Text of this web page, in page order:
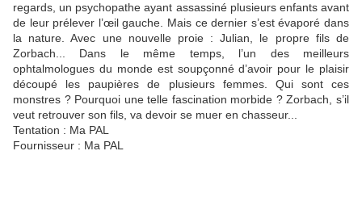
regards, un psychopathe ayant assassiné plusieurs enfants avant
de leur prélever l’œil gauche. Mais ce dernier s’est évaporé dans
la nature. Avec une nouvelle proie : Julian, le propre fils de
Zorbach... Dans le même temps, l’un des meilleurs
ophtalmologues du monde est soupçonné d’avoir pour le plaisir
découpé les paupières de plusieurs femmes. Qui sont ces
monstres ? Pourquoi une telle fascination morbide ? Zorbach, s’il
veut retrouver son fils, va devoir se muer en chasseur...
Tentation : Ma PAL
Fournisseur : Ma PAL